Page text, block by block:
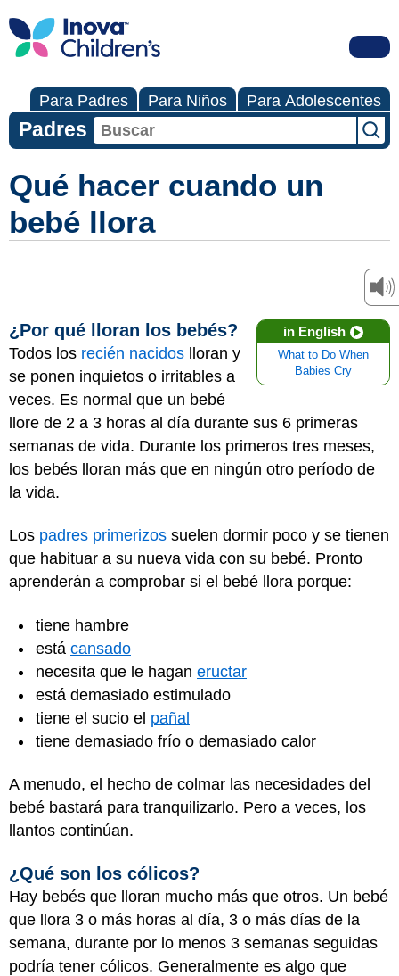
Para Padres Para Niños Para Adolescentes
Padres
Qué hacer cuando un
bebé llora
in English
What to Do When
Babies Cry
¿Por qué lloran los bebés?
Todos los recién nacidos lloran y
se ponen inquietos o irritables a
veces. Es normal que un bebé
llore de 2 a 3 horas al día durante sus 6 primeras
semanas de vida. Durante los primeros tres meses,
los bebés lloran más que en ningún otro período de
la vida.
Los padres primerizos suelen dormir poco y se tienen
que habituar a su nueva vida con su bebé. Pronto
aprenderán a comprobar si el bebé llora porque:
tiene hambre
está cansado
necesita que le hagan eructar
está demasiado estimulado
tiene el sucio el pañal
tiene demasiado frío o demasiado calor
A menudo, el hecho de colmar las necesidades del
bebé bastará para tranquilizarlo. Pero a veces, los
llantos continúan.
¿Qué son los cólicos?
Hay bebés que lloran mucho más que otros. Un bebé
que llora 3 o más horas al día, 3 o más días de la
semana, durante por lo menos 3 semanas seguidas
podría tener cólicos. Generalmente es algo que